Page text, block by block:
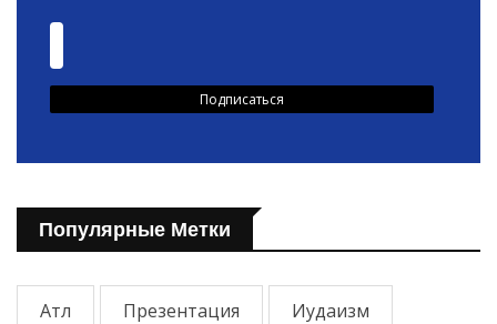
Популярные Метки
Атл Презентация Иудаизм